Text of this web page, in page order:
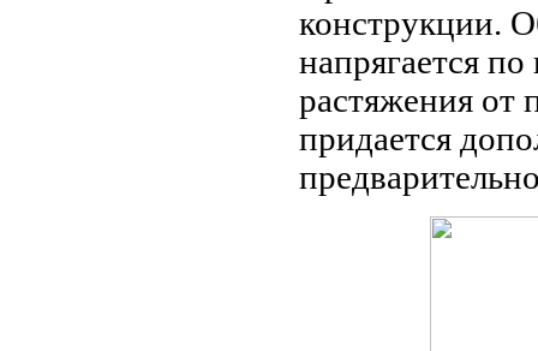
конструкции.
напрягается
растяжения от
придается